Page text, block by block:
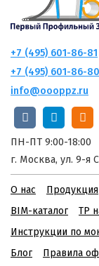
+7 (495) 601-86-81
+7 (495) 601-86-80
info@oooppz.ru
ПН-ПТ 9:00-18:00
г. Москва, ул. 9-я
О нас Продукция
BIM-каталог ТР
Инструкции по
Блог Правила